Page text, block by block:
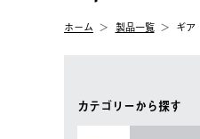
ホーム 製品一覧 ギア
カテゴリーから探す